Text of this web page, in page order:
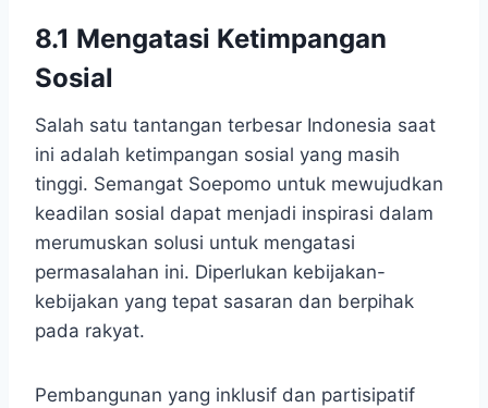
8.1 Mengatasi Ketimpangan
Sosial
Salah satu tantangan terbesar Indonesia saat
ini adalah ketimpangan sosial yang masih
tinggi. Semangat Soepomo untuk mewujudkan
keadilan sosial dapat menjadi inspirasi dalam
merumuskan solusi untuk mengatasi
permasalahan ini. Diperlukan kebijakan-
kebijakan yang tepat sasaran dan berpihak
pada rakyat.
Pembangunan yang inklusif dan partisipatif